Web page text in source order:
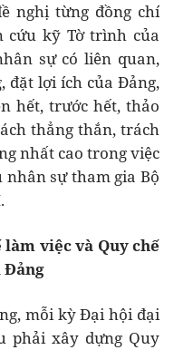
nghị từng đồng chí
cứu kỹ Tờ trình của
sự có liên quan,
đặt lợi ích của Đảng,
hết, trước hết, thảo
thẳng thắn, trách
nhất cao trong việc
sự tham gia Bộ
việc và Quy chế
Đảng
mỗi kỳ Đại hội đại
phải xây dựng Quy